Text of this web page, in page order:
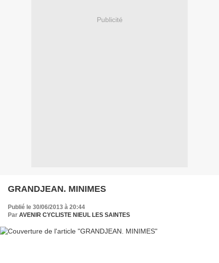
Publicité
GRANDJEAN. MINIMES
Publié le 30/06/2013 à 20:44
Par AVENIR CYCLISTE NIEUL LES SAINTES